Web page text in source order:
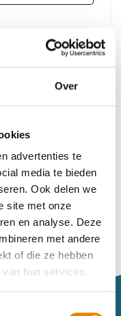
Over
advertenties te
media te bieden
Ook delen we
site met onze
en analyse. Deze
met andere
of die ze hebben
hun services.